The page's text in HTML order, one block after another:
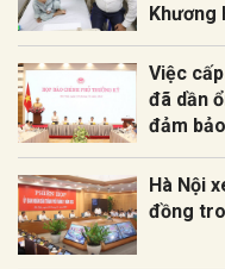
Khương
Việc
đã dần
đảm bảo
Hà Nội
đồng